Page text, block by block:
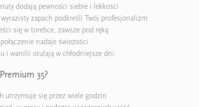
dodają pewności siebie i lekkości
zapach podkreśli Twój profesjonalizm
się w torebce, zawsze pod ręką
nadaje świeżości
i wanilii otulają w chłodniejsze dni
35?
utrzymuje się przez wiele godzin